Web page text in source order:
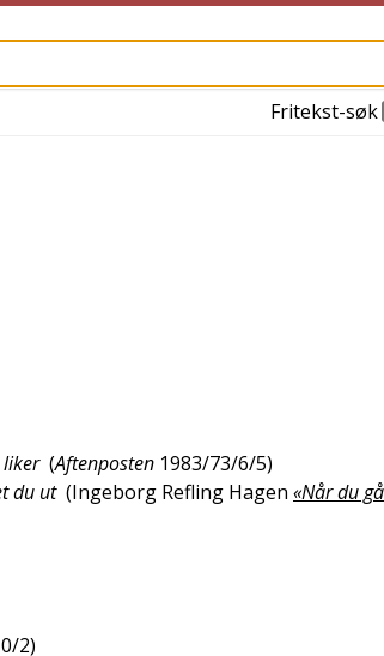
Fritekst-søk
(Aftenposten 1983/73/6/5)
du ut (Ingeborg Refling Hagen «Når du
2)